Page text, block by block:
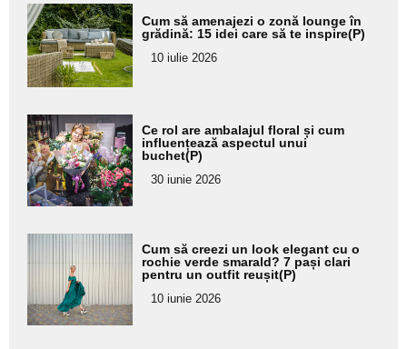
Adaugă
aici textul
pentru
subtitlu
Cum să amenajezi o zonă lounge în
grădină: 15 idei care să te inspire(P)
10 iulie 2026
Adaugă
aici textul
pentru
subtitlu
Ce rol are ambalajul floral și cum
influențează aspectul unui
buchet(P)
30 iunie 2026
Adaugă
aici textul
pentru
subtitlu
Cum să creezi un look elegant cu o
rochie verde smarald? 7 pași clari
pentru un outfit reușit(P)
10 iunie 2026